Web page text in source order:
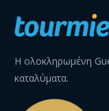
Η ολοκληρωμένη
καταλύματα.